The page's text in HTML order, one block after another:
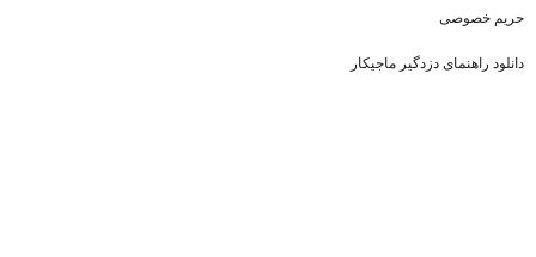
حریم خصوصی
دانلود راهنمای دزدگیر ماجیکار